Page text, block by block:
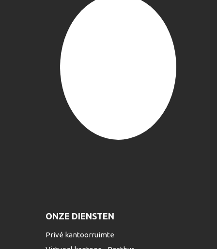
ONZE DIENSTEN
Privé kantoorruimte